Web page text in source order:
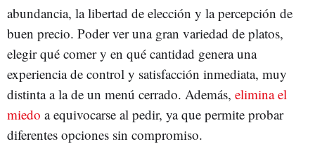
abundancia, la libertad de elección y la percepción de
buen precio. Poder ver una gran variedad de platos,
elegir qué comer y en qué cantidad genera una
experiencia de control y satisfacción inmediata, muy
distinta a la de un menú cerrado. Además, elimina el
miedo a equivocarse al pedir, ya que permite probar
diferentes opciones sin compromiso.